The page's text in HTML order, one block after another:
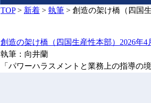
TOP> 新着 > 執筆 > 創造の架け橋（四国
創造の架け橋（四国生産性本部）2026年4
執筆：向井蘭
「パワーハラスメントと業務上の指導の